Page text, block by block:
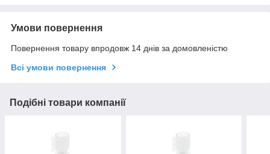
Умови повернення
Повернення товару впродовж 14 днів за домовленістю
Всі умови повернення
Подібні товари компанії